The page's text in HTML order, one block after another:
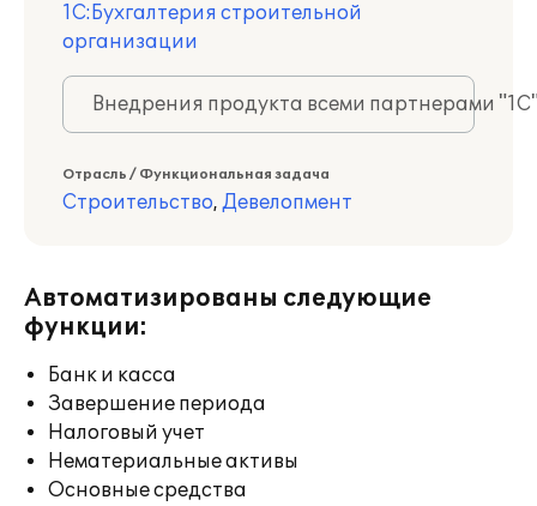
1С:Бухгалтерия строительной
организации
Внедрения продукта всеми партнерами
Отрасль / Функциональная задача
Строительство, Девелопмент
Автоматизированы следующие
функции:
Банк и касса
Завершение периода
Налоговый учет
Нематериальные активы
Основные средства